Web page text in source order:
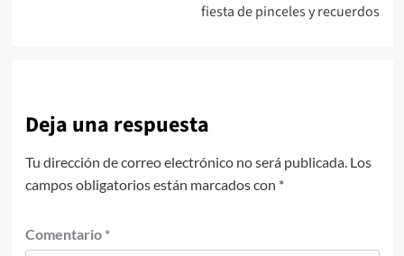
fiesta de pinceles y recuerdos
Deja una respuesta
Tu dirección de correo electrónico no será publicada. Los
campos obligatorios están marcados con *
Comentario *